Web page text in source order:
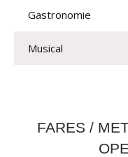
Gastronomie
Musical
FARES /